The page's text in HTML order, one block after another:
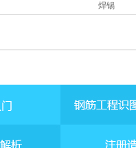
焊锡